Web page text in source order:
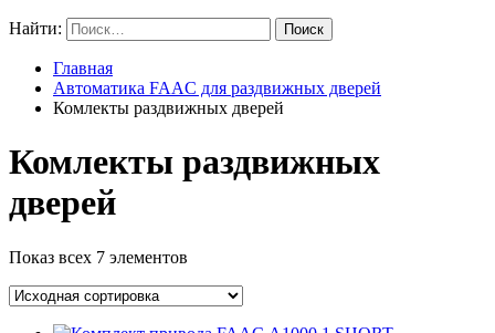
Найти:
Главная
Автоматика FAAC для раздвижных дверей
Комлекты раздвижных дверей
Комлекты раздвижных
дверей
Показ всех 7 элементов